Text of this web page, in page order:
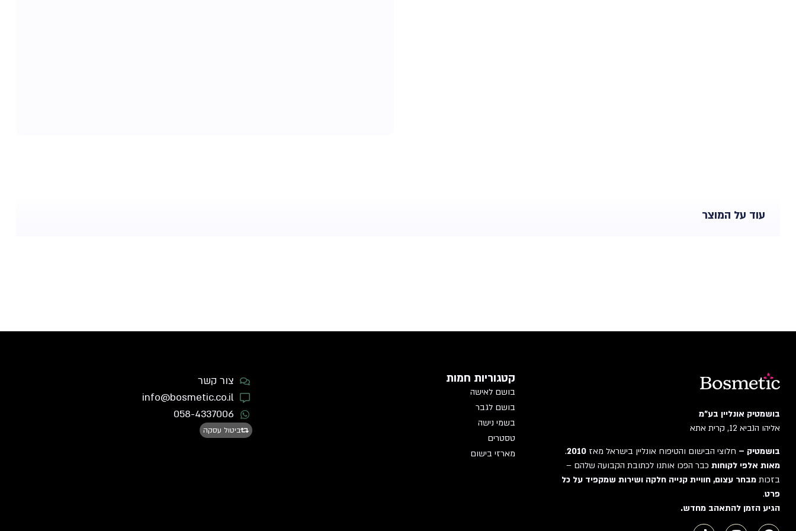
עוד על המוצר
בושמטיק אונליין בע"מ
אליהו הנביא 12, קרית אתא
בושמטיק – חלוצי הבישום והטיפוח אונליין בישראל מאז 2010
.
מאות אלפי לקוחות כבר הפכו אותנו לכתובת הקבועה שלהם –
בזכות מבחר עצום, חוויית קנייה חלקה ושירות שמקפיד על כל
פרט.
הגיע הזמן להתאהב מחדש.
קטגוריות חמות
בושם לאישה
בושם לגבר
בשמי נישה
טסטרים
מארזי בישום
צור קשר
info@bosmetic.co.il
058-4337006
ביטול עסקה